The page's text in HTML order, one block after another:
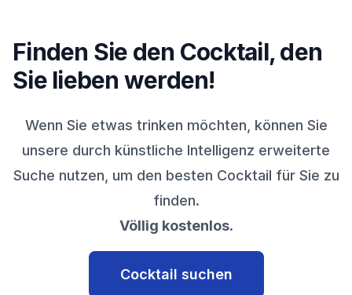
Finden Sie den Cocktail, den
Sie lieben werden!
Wenn Sie etwas trinken möchten, können Sie
unsere durch künstliche Intelligenz erweiterte
Suche nutzen, um den besten Cocktail für Sie zu
finden.
Völlig kostenlos.
Cocktail suchen